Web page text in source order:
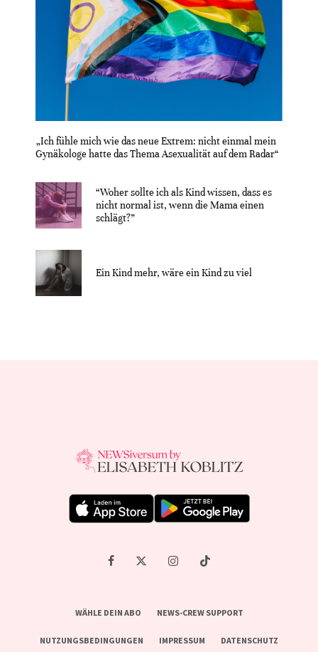
„Ich fühle mich wie das neue Extrem: nicht einmal mein
Gynäkologe hatte das Thema Asexualität auf dem Radar“
“Woher sollte ich als Kind wissen, dass es
nicht normal ist, wenn die Mama einen
schlägt?”
Ein Kind mehr, wäre ein Kind zu viel
WÄHLE DEIN ABO NEWS-CREW SUPPORT
NUTZUNGSBEDINGUNGEN IMPRESSUM DATENSCHUTZ